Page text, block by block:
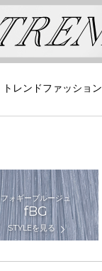
トレンドファッション
フォギーブルージュ
fBG
STYLEを見る